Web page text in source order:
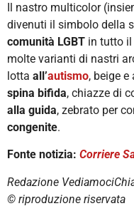
Il nastro multicolor
divenuti il simbolo della
comunità LGBT in tutto
molte varianti di nastri
lotta all’autismo, beige e
spina bifida, chiazze di
alla guida, zebrato per
congenite.
Fonte notizia: Corriere
Redazione
©️ riproduzione riservata